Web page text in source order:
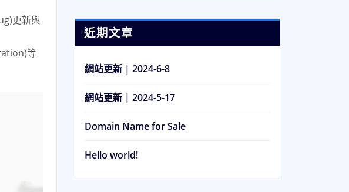
更新與
等
近期文章
網站更新 | 2024-6-8
網站更新 | 2024-5-17
Domain Name for Sale
Hello world!